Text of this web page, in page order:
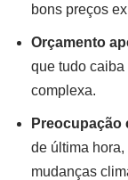
bons preços
Orçamento
que tudo caiba
complexa.
Preocupação
de última
mudanças